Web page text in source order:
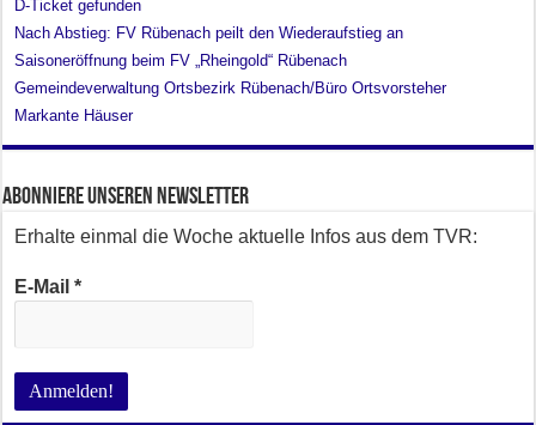
D-Ticket gefunden
Nach Abstieg: FV Rübenach peilt den Wiederaufstieg an
Saisoneröffnung beim FV „Rheingold“ Rübenach
Gemeindeverwaltung Ortsbezirk Rübenach/Büro Ortsvorsteher
Markante Häuser
Abonniere unseren Newsletter
Erhalte einmal die Woche aktuelle Infos aus dem TVR:
E-Mail*